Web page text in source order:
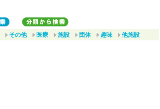
その他 医療 施設 団体 趣味 他施設